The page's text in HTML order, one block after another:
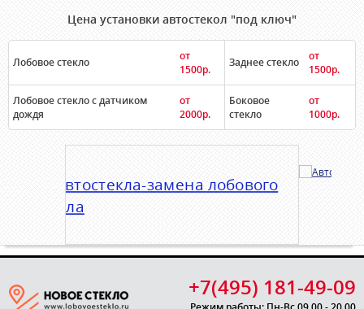
Цена установки автостекол "под ключ"
Лобовое стекло
от
1500р.
Заднее стекло
от
1500р.
Лобовое стекло с датчиком
дождя
от
2000р.
Боковое
стекло
от
1000р.
+7(495) 181-49-09